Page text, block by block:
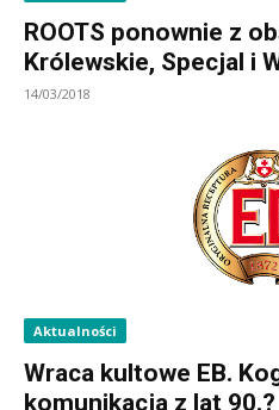
ROOTS ponownie z
Królewskie, Specjal i
14/03/2018
Aktualności
Wraca kultowe EB.
komunikacja z lat 90.?